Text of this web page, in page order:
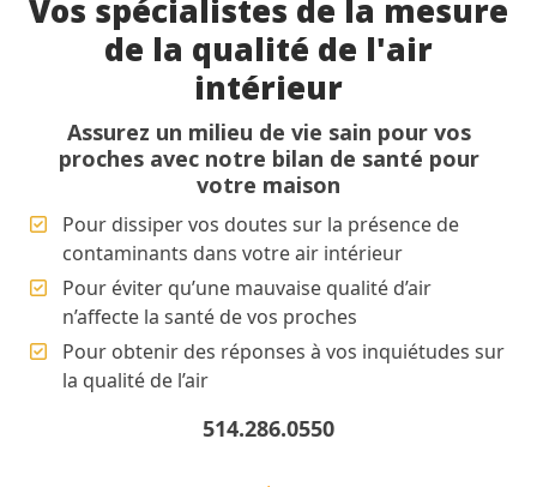
Vos spécialistes de la mesure
de la qualité de l'air
intérieur
Assurez un milieu de vie sain pour vos
proches avec notre bilan de santé pour
votre maison
Pour dissiper vos doutes sur la présence de
contaminants dans votre air intérieur
Pour éviter qu’une mauvaise qualité d’air
n’affecte la santé de vos proches
Pour obtenir des réponses à vos inquiétudes sur
la qualité de l’air
514.286.0550